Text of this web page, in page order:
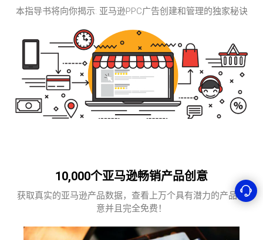
本指导书将向你揭示: 亚马逊PPC广告创建和管理的独家秘诀
10,000个亚马逊畅销产品创意
获取真实的亚马逊产品数据，查看上万个具有潜力的产品创
意并且完全免费！